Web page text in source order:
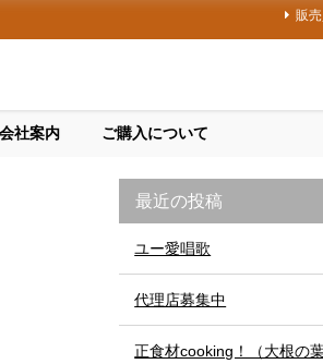
販
会社案内 ご購入について
最近の投稿
ユー愛唱歌
代理店募集中
正食材cooking！（大根の